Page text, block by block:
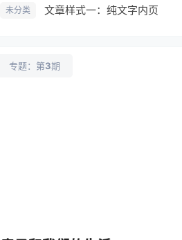
未分类 文章样式一：纯文字内页
专题：第3期